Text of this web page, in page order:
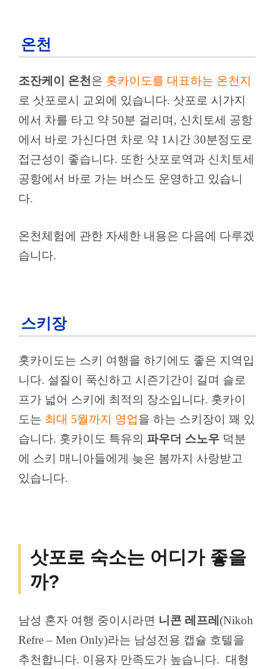
온천
조잔케이 온천은 홋카이도를 대표하는 온천지
로 삿포로시 교외에 있습니다. 삿포로 시가지
에서 차를 타고 약 50분 걸리며, 신치토세 공항
에서 바로 가신다면 차로 약 1시간 30분정도로
접근성이 좋습니다. 또한 삿포로역과 신치토세
공항에서 바로 가는 버스도 운영하고 있습니
다.
온천체험에 관한 자세한 내용은 다음에 다루겠
습니다.
스키장
홋카이도는 스키 여행을 하기에도 좋은 지역입
니다. 설질이 푹신하고 시즌기간이 길며 슬로
프가 넓어 스키에 최적의 장소입니다. 홋카이
도는 최대 5월까지 영업을 하는 스키장이 꽤 있
습니다. 홋카이도 특유의 파우더 스노우 덕분
에 스키 매니아들에게 늦은 봄까지 사랑받고
있습니다.
삿포로 숙소는 어디가 좋을
까?
남성 혼자 여행 중이시라면 니콘 레프레 (Nikoh
Refre – Men Only)라는 남성전용 캡슐 호텔을
추천합니다. 이용자 만족도가 높습니다. 대형